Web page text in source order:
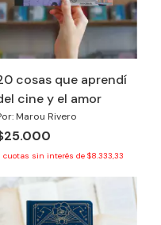
cosas que aprendí
cine y el amor
Marou Rivero
cuotas sin interés de $8.333,33